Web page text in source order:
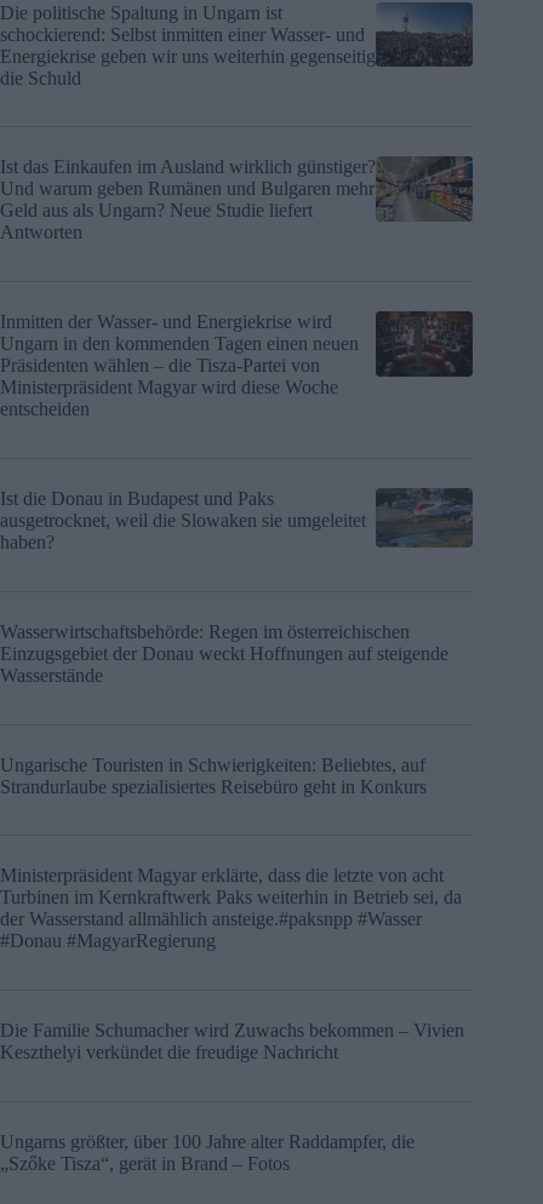
Die politische Spaltung in Ungarn ist
schockierend: Selbst inmitten einer Wasser- und
Energiekrise geben wir uns weiterhin gegenseitig
die Schuld
Ist das Einkaufen im Ausland wirklich günstiger?
Und warum geben Rumänen und Bulgaren mehr
Geld aus als Ungarn? Neue Studie liefert
Antworten
Inmitten der Wasser- und Energiekrise wird
Ungarn in den kommenden Tagen einen neuen
Präsidenten wählen – die Tisza-Partei von
Ministerpräsident Magyar wird diese Woche
entscheiden
Ist die Donau in Budapest und Paks
ausgetrocknet, weil die Slowaken sie umgeleitet
haben?
Wasserwirtschaftsbehörde: Regen im österreichischen
Einzugsgebiet der Donau weckt Hoffnungen auf steigende
Wasserstände
Ungarische Touristen in Schwierigkeiten: Beliebtes, auf
Strandurlaube spezialisiertes Reisebüro geht in Konkurs
Ministerpräsident Magyar erklärte, dass die letzte von acht
Turbinen im Kernkraftwerk Paks weiterhin in Betrieb sei, da
der Wasserstand allmählich ansteige.#paksnpp #Wasser
#Donau #MagyarRegierung
Die Familie Schumacher wird Zuwachs bekommen – Vivien
Keszthelyi verkündet die freudige Nachricht
Ungarns größter, über 100 Jahre alter Raddampfer, die
„Szőke Tisza“, gerät in Brand – Fotos